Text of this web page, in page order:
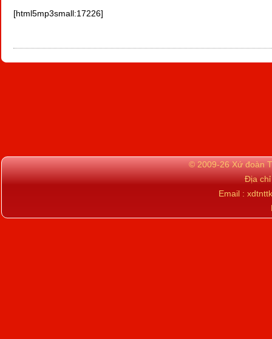
[html5mp3small:17226]
© 2009-26 Xứ đoàn
Địa
Email :